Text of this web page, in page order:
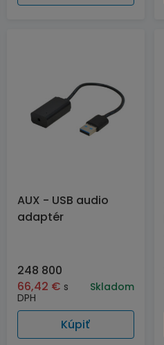
AUX - USB audio
adaptér
248 800
66,42 € s
DPH
Skladom
Kúpiť